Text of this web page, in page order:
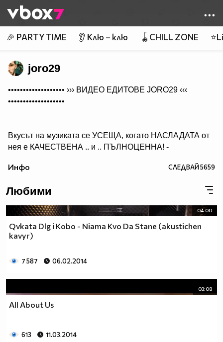
👾
🎉 PARTY TIME 👂 Клю – клю 🪀CHILL ZONE
joro29
••••••••••••••••••• ››› ВИДЕО ЕДИТОВЕ JORO29 ‹‹‹
•••••••••••••••••••
Вкусът на музиката се УСЕЩА, когато НАСЛАДАТА от
нея е КАЧЕСТВЕНА .. и .. ПЪЛНОЦЕННА! -
( ако желаеш да получиш нещо, което ще слушаш с
Инфо СЛЕДВАЙ5659
Любими
04:00
Qvkata Dlg i Kobo - Niama Kvo Da Stane (akustichen
kavyr)
7 587 06.02.2014
03:08
All About Us
613 11.03.2014